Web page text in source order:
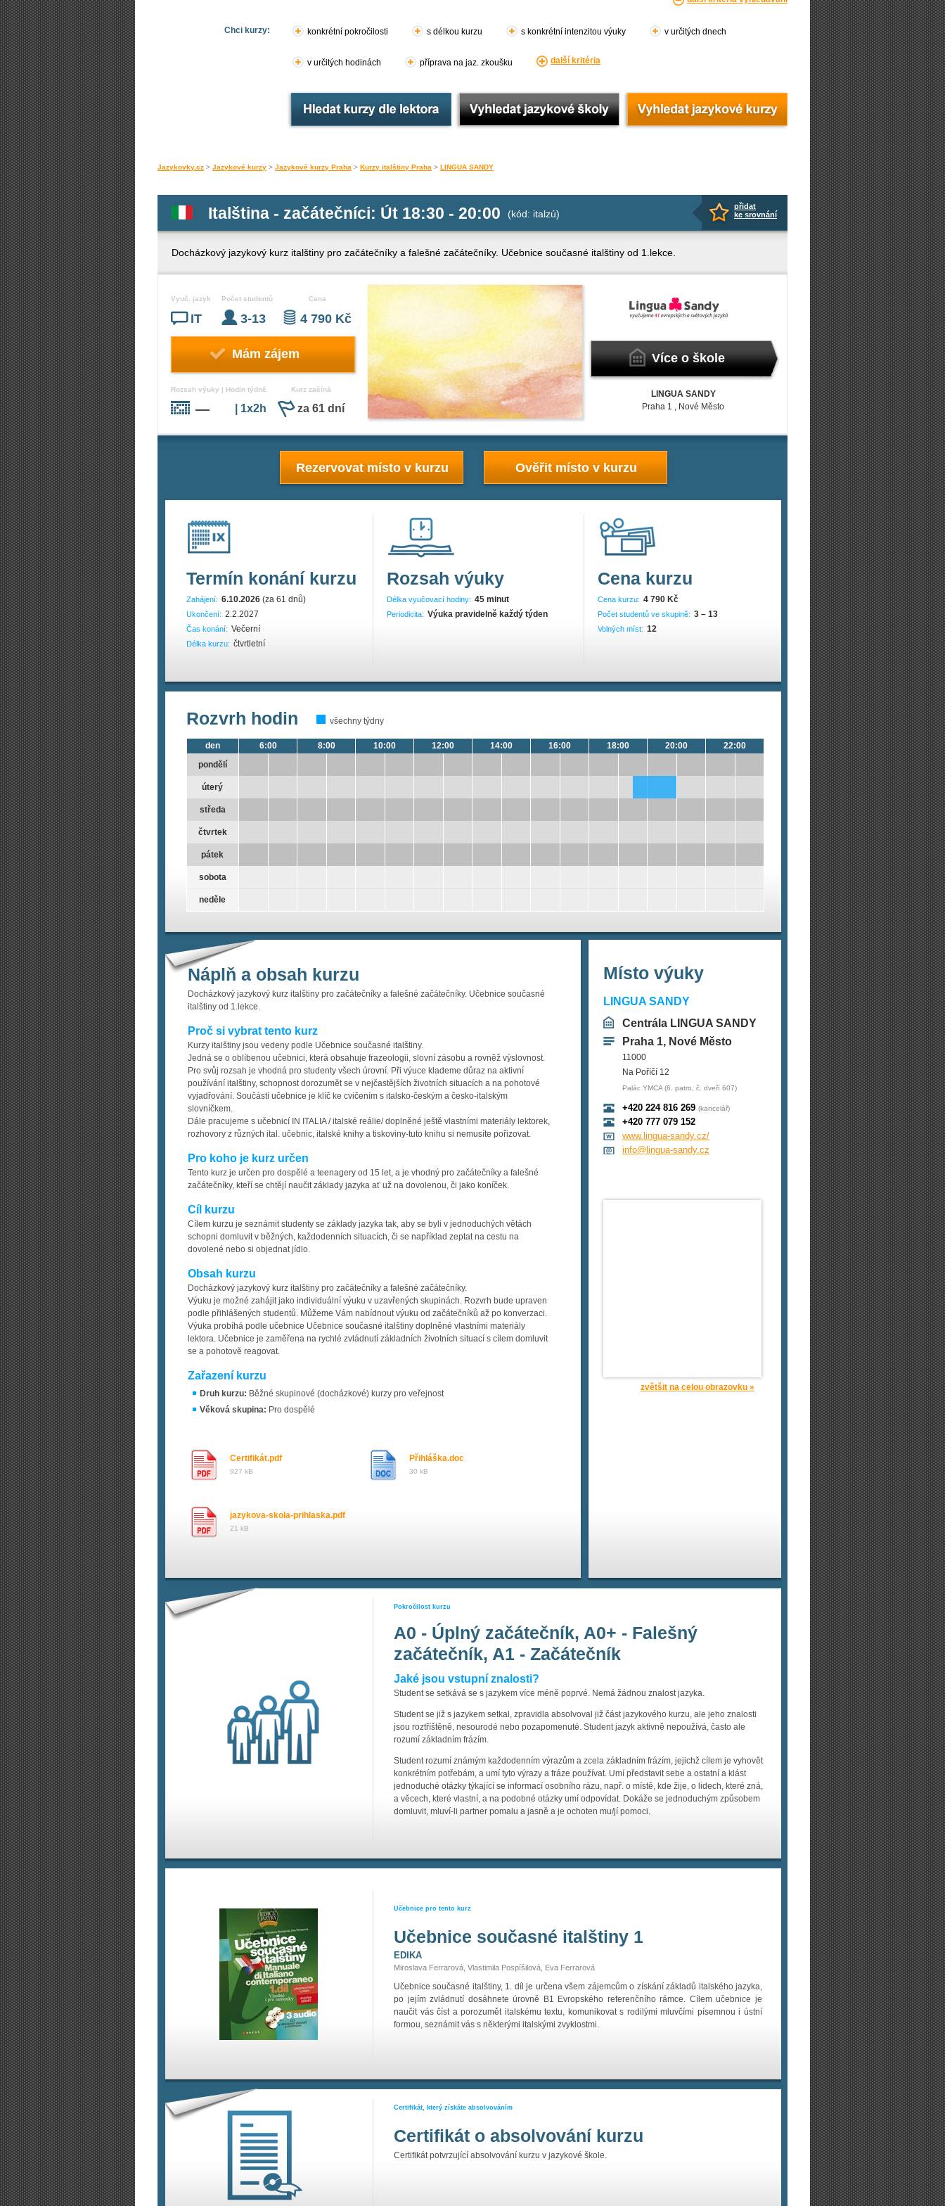
Chci kurzy: konkrétní pokročilosti s délkou kurzu s konkrétní intenzitou výuky v určitých dnech
v určitých hodinách příprava na jaz. zkoušku další kritéria
Jazykovky.cz > Jazykové kurzy > Jazykové kurzy Praha > Kurzy italštiny Praha > LINGUA SANDY
přidat
ke srovnání
Italština - začátečníci: Út 18:30 - 20:00 (kód: italzú)
Docházkový jazykový kurz italštiny pro začátečníky a falešné začátečníky. Učebnice současné italštiny od 1.lekce.
Vyuč. jazyk
IT
Počet studentů
3-13
Cena
4 790 Kč
Mám zájem
Rozsah výuky | Hodin týdně
— | 1x2h
Kurz začíná
za 61 dní
Více o škole
LINGUA SANDY
Praha 1 , Nové Město
Rezervovat místo v kurzu Ověřit místo v kurzu
Termín konání kurzu
Zahájení: 6.10.2026 (za 61 dnů)
Ukončení: 2.2.2027
Čas konání: Večerní
Délka kurzu: čtvrtletní
Rozsah výuky
Délka vyučovací hodiny: 45 minut
Periodicita: Výuka pravidelně každý týden
Cena kurzu
Cena kurzu: 4 790 Kč
Počet studentů ve skupině: 3 – 13
Volných míst: 12
Rozvrh hodin všechny týdny
den
pondělí
úterý
středa
čtvrtek
pátek
sobota
neděle
6:00 8:00 10:00 12:00 14:00 16:00 18:00 20:00 22:00
Náplň a obsah kurzu
Docházkový jazykový kurz italštiny pro začátečníky a falešné začátečníky. Učebnice současné
italštiny od 1.lekce.
Proč si vybrat tento kurz
Kurzy italštiny jsou vedeny podle Učebnice současné italštiny.
Jedná se o oblíbenou učebnici, která obsahuje frazeologii, slovní zásobu a rovněž výslovnost.
Pro svůj rozsah je vhodná pro studenty všech úrovní. Při výuce klademe důraz na aktivní
používání italštiny, schopnost dorozumět se v nejčastějších životních situacích a na pohotové
vyjadřování. Součástí učebnice je klíč ke cvičením s italsko-českým a česko-italským
slovníčkem.
Dále pracujeme s učebnicí IN ITALIA / italské reálie/ doplněné ještě vlastními materiály lektorek,
rozhovory z různých ital. učebnic, italské knihy a tiskoviny-tuto knihu si nemusíte pořizovat.
Pro koho je kurz určen
Tento kurz je určen pro dospělé a teenagery od 15 let, a je vhodný pro začátečníky a falešné
začátečníky, kteří se chtějí naučit základy jazyka ať už na dovolenou, či jako koníček.
Cíl kurzu
Cílem kurzu je seznámit studenty se základy jazyka tak, aby se byli v jednoduchých větách
schopni domluvit v běžných, každodenních situacích, či se například zeptat na cestu na
dovolené nebo si objednat jídlo.
Obsah kurzu
Docházkový jazykový kurz italštiny pro začátečníky a falešné začátečníky.
Výuku je možné zahájit jako individuální výuku v uzavřených skupinách. Rozvrh bude upraven
podle přihlášených studentů. Můžeme Vám nabídnout výuku od začátečníků až po konverzaci.
Výuka probíhá podle učebnice Učebnice současné italštiny doplněné vlastními materiály
lektora. Učebnice je zaměřena na rychlé zvládnutí základních životních situací s cílem domluvit
se a pohotově reagovat.
Zařazení kurzu
Druh kurzu: Běžné skupinové (docházkové) kurzy pro veřejnost
Věková skupina: Pro dospělé
Certifikát.pdf
927 kB
Přihláška.doc
30 kB
jazykova-skola-prihlaska.pdf
21 kB
Místo výuky
LINGUA SANDY
Centrála LINGUA SANDY
Praha 1, Nové Město
11000
Na Poříčí 12
Palác YMCA (6. patro, č. dveří 607)
+420 224 816 269 (kancelář)
+420 777 079 152
www.lingua-sandy.cz/
info@lingua-sandy.cz
zvětšit na celou obrazovku »
Pokročilost kurzu
A0 - Úplný začátečník, A0+ - Falešný
začátečník, A1 - Začátečník
Jaké jsou vstupní znalosti?
Student se setkává se s jazykem více méně poprvé. Nemá žádnou znalost jazyka.
Student se již s jazykem setkal, zpravidla absolvoval již část jazykového kurzu, ale jeho znalosti
jsou roztříštěně, nesourodé nebo pozapomenuté. Student jazyk aktivně nepoužívá, často ale
rozumí základním frázím.
Student rozumí známým každodenním výrazům a zcela základním frázím, jejichž cílem je vyhovět
konkrétním potřebám, a umí tyto výrazy a fráze používat. Umí představit sebe a ostatní a klást
jednoduché otázky týkající se informací osobního rázu, např. o místě, kde žije, o lidech, které zná,
a věcech, které vlastní, a na podobné otázky umí odpovídat. Dokáže se jednoduchým způsobem
domluvit, mluví-li partner pomalu a jasně a je ochoten mu/jí pomoci.
Učebnice pro tento kurz
Učebnice současné italštiny 1
EDIKA
Miroslava Ferrarová, Vlastimila Pospíšilová, Eva Ferrarová
Učebnice současné italštiny, 1. díl je určena všem zájemcům o získání základů italského jazyka,
po jejím zvládnutí dosáhnete úrovně B1 Evropského referenčního rámce. Cílem učebnice je
naučit vás číst a porozumět italskému textu, komunikovat s rodilými mluvčími písemnou i ústní
formou, seznámit vás s některými italskými zvyklostmi.
Certifikát, který získáte absolvováním
Certifikát o absolvování kurzu
Certifikát potvrzující absolvování kurzu v jazykové škole.